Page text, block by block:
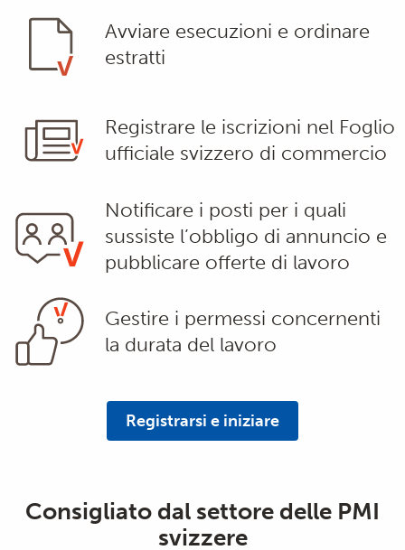
Avviare esecuzioni e ordinare
estratti
Registrare le iscrizioni nel Foglio
ufficiale svizzero di commercio
Notificare i posti per i quali
sussiste l’obbligo di annuncio e
pubblicare offerte di lavoro
Gestire i permessi concernenti
la durata del lavoro
Registrarsi e iniziare
Consigliato dal settore delle PMI
svizzere